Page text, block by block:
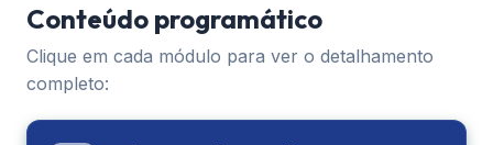
Conteúdo programático
Clique em cada módulo para ver o detalhamento
completo: